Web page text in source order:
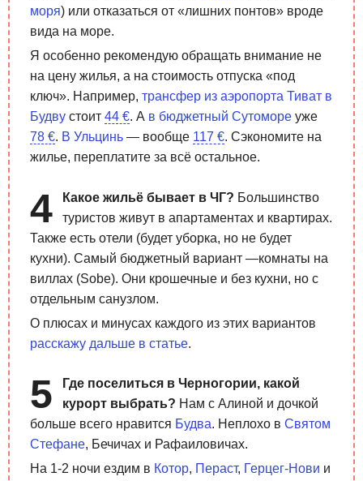
моря) или отказаться от «лишних понтов» вроде
вида на море.
Я особенно рекомендую обращать внимание не
на цену жилья, а на стоимость отпуска «под
ключ». Например, трансфер из аэропорта Тиват в
Будву стоит 44 €. А в бюджетный Сутоморе уже
78 €. В Ульцинь — вообще 117 €. Сэкономите на
жилье, переплатите за всё остальное.
Какое жильё бывает в ЧГ? Большинство
туристов живут в апартаментах и квартирах.
Также есть отели (будет уборка, но не будет
кухни). Самый бюджетный вариант —комнаты на
виллах (Sobe). Они крошечные и без кухни, но с
отдельным санузлом.
О плюсах и минусах каждого из этих вариантов
расскажу дальше в статье.
Где поселиться в Черногории, какой
курорт выбрать? Нам с Алиной и дочкой
больше всего нравится Будва. Неплохо в Святом
Стефане, Бечичах и Рафаиловичах.
На 1-2 ночи ездим в Котор, Пераст, Герцег-Нови и